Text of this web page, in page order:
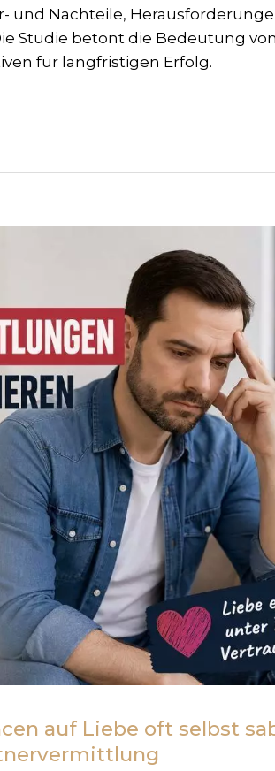
und Nachteile,
Studie betont die Bedeutung
für langfristigen Erfolg.
auf Liebe oft selbst